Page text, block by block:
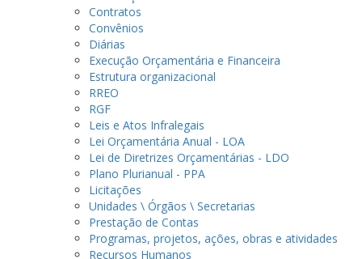
Contratos
Convênios
Diárias
Execução Orçamentária e Financeira
Estrutura organizacional
RREO
RGF
Leis e Atos Infralegais
Lei Orçamentária Anual - LOA
Lei de Diretrizes Orçamentárias - LDO
Plano Plurianual - PPA
Licitações
Unidades \ Órgãos \ Secretarias
Prestação de Contas
Programas, projetos, ações, obras e atividades
Recursos Humanos